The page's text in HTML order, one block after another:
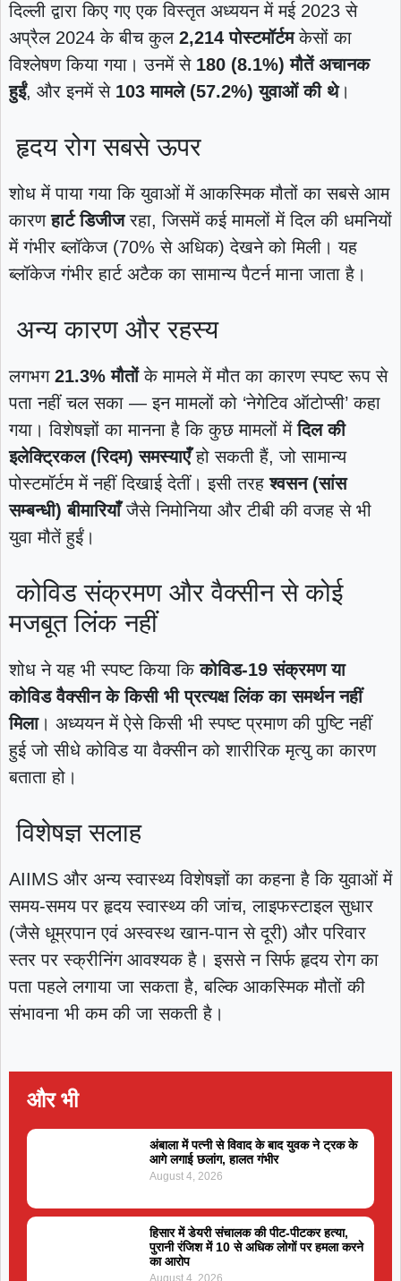
दिल्ली द्वारा किए गए एक विस्तृत अध्ययन में मई 2023 से
अप्रैल 2024 के बीच कुल 2,214 पोस्टमॉर्टमकेसों का
विश्लेषण किया गया। उनमें से 180 (8.1%) मौतें अचानक
हुईं, और इनमें से 103 मामले (57.2%) युवाओं की थे।
हृदय रोग सबसे ऊपर
शोध में पाया गया कि युवाओं में आकस्मिक मौतों का सबसे आम
कारणहार्ट डिजीजरहा, जिसमें कई मामलों में दिल की धमनियों
में गंभीर ब्लॉकेज (70% से अधिक) देखने को मिली। यह
ब्लॉकेज गंभीर हार्ट अटैक का सामान्य पैटर्न माना जाता है।
अन्य कारण और रहस्य
लगभग 21.3% मौतोंके मामले में मौत का कारण स्पष्ट रूप से
पता नहीं चल सका — इन मामलों को ‘नेगेटिव ऑटोप्सी’ कहा
गया। विशेषज्ञों का मानना है कि कुछ मामलों मेंदिल की
इलेक्ट्रिकल (रिदम) समस्याएँहो सकती हैं, जो सामान्य
पोस्टमॉर्टम में नहीं दिखाई देतीं। इसी तरहश्वसन (सांस
सम्बन्धी) बीमारियाँजैसे निमोनिया और टीबी की वजह से भी
युवा मौतें हुईं।
कोविड संक्रमण और वैक्सीन से कोई
मजबूत लिंक नहीं
शोध ने यह भी स्पष्ट किया किकोविड-19 संक्रमण या
कोविड वैक्सीन के किसी भी प्रत्यक्ष लिंक का समर्थन नहीं
मिला। अध्ययन में ऐसे किसी भी स्पष्ट प्रमाण की पुष्टि नहीं
हुई जो सीधे कोविड या वैक्सीन को शारीरिक मृत्यु का कारण
बताता हो।
विशेषज्ञ सलाह
AIIMS और अन्य स्वास्थ्य विशेषज्ञों का कहना है कि युवाओं में
समय-समय पर हृदय स्वास्थ्य की जांच, लाइफस्टाइल सुधार
(जैसे धूम्रपान एवं अस्वस्थ खान-पान से दूरी) और परिवार
स्तर पर स्क्रीनिंग आवश्यक है। इससे न सिर्फ हृदय रोग का
पता पहले लगाया जा सकता है, बल्कि आकस्मिक मौतों की
संभावना भी कम की जा सकती है।
और भी
अंबाला में पत्नी से विवाद के बाद युवक ने ट्रक के
आगे लगाई छलांग, हालत गंभीर
August 4, 2026
हिसार में डेयरी संचालक की पीट-पीटकर हत्या,
पुरानी रंजिश में 10 से अधिक लोगों पर हमला करने
का आरोप